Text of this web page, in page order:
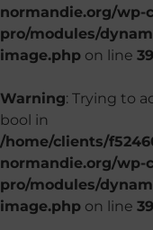
normandie.org/wp-
pro/modules/
image.php on line 39
Warning: Trying to
bool in
/home/clients/
normandie.org/wp-
pro/modules/
image.php on line 39